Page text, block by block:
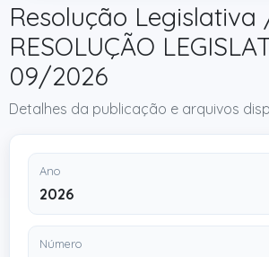
Resolução Legislativa
RESOLUÇÃO
09/2026
Detalhes da publicação e arquivos
Ano
2026
Número